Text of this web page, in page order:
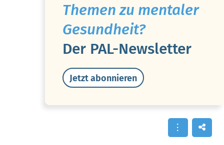
Themen zu mentaler
Gesundheit?
Der PAL-Newsletter
Jetzt abonnieren